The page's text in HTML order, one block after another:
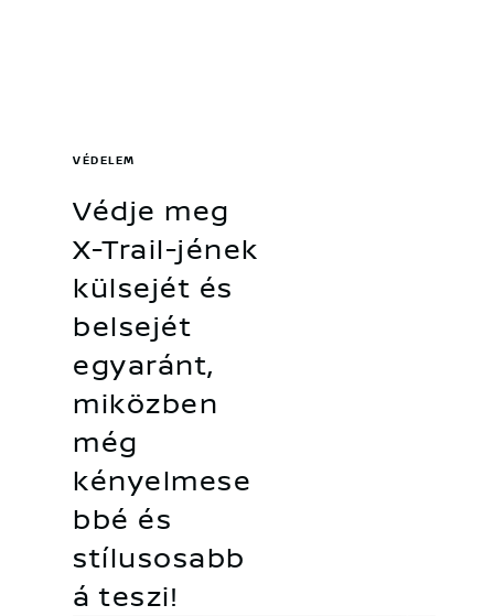
Védje meg
X-Trail-jének
külsejét és
belsejét
egyaránt,
miközben
még
kényelmese
bbé és
stílusosabb
á teszi!
VÉDELEM